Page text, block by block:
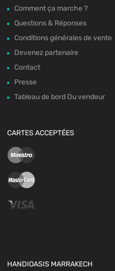
Comment ça marche ?
Questions & Réponses
Conditions générales de vente
Devenez partenaire
Contact
Presse
Tableau de bord Du vendeur
CARTES ACCEPTÉES
HANDIOASIS MARRAKECH